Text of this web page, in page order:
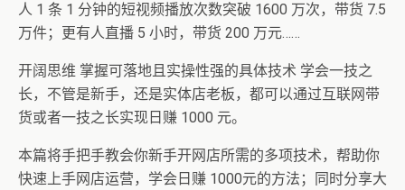
人 1 条 1 分钟的短视频播放次数突破 1600 万次，带货 7.5
万件；更有人直播 5 小时，带货 200 万元……
开阔思维 掌握可落地且实操性强的具体技术 学会一技之
长，不管是新手，还是实体店老板，都可以通过互联网带
货或者一技之长实现日赚 1000 元。
本篇将手把手教会你新手开网店所需的多项技术，帮助你
快速上手网店运营，学会日赚 1000元的方法；同时分享大